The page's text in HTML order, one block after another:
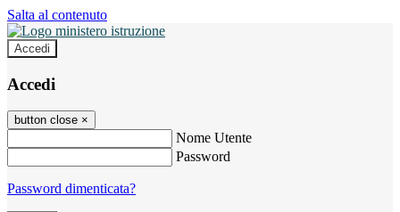
Salta al contenuto
Accedi
Accedi
button close ×
Nome Utente
Password
Password dimenticata?